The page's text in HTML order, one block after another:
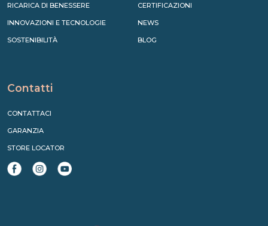
RICARICA DI BENESSERE
INNOVAZIONI E TECNOLOGIE
SOSTENIBILITÀ
CERTIFICAZIONI
NEWS
BLOG
Contatti
CONTATTACI
GARANZIA
STORE LOCATOR